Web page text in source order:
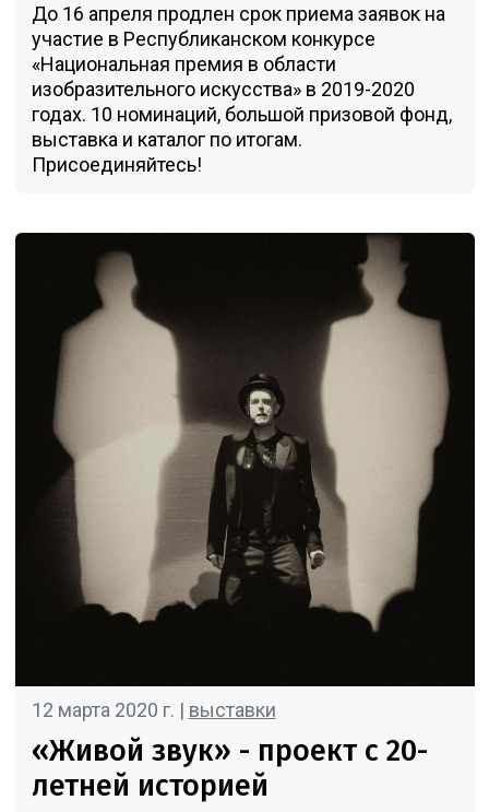
До 16 апреля продлен срок приема заявок на
участие в Республиканском конкурсе
«Национальная премия в области
изобразительного искусства» в 2019-2020
годах. 10 номинаций, большой призовой фонд,
выставка и каталог по итогам.
Присоединяйтесь!
12 марта 2020 г. | выставки
«Живой звук» - проект с 20-
летней историей